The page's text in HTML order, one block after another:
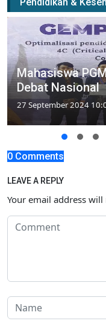
Mahasiswa
Debat Nasional
27 September 2024
0 Comments
LEAVE A REPLY
Your email address